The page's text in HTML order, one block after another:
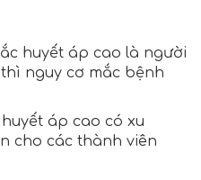
huyết áp cao là người
nguy cơ mắc bệnh
áp cao có xu
cho các thành viên